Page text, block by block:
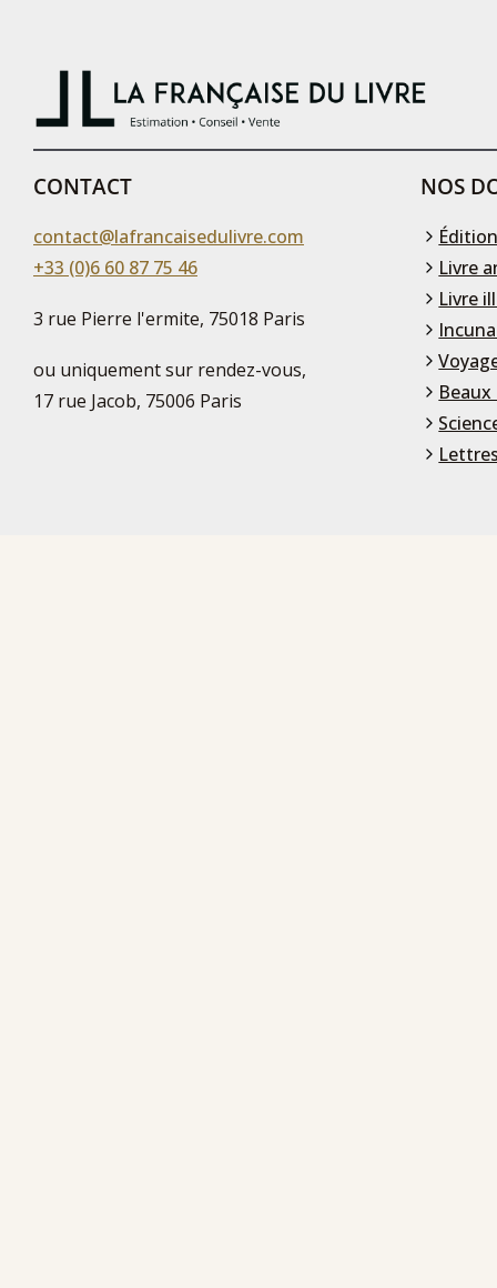
CONTACT
contact@lafrancaisedulivre.com
+33 (0)6 60 87 75 46
3 rue Pierre l'ermite, 75018 Paris
ou uniquement sur rendez-vous,
17 rue Jacob, 75006 Paris
NOS
Livre
Livre